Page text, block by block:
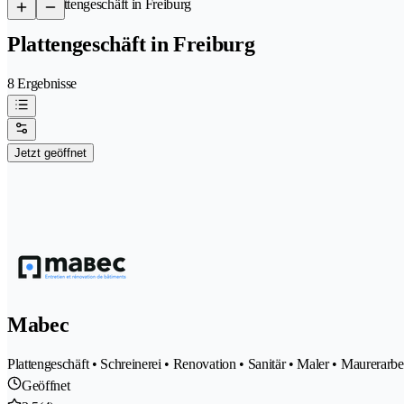
/Plattengeschäft in Freiburg
Plattengeschäft in Freiburg
8 Ergebnisse
Jetzt geöffnet
Mabec
Plattengeschäft • Schreinerei • Renovation • Sanitär • Maler •
Geöffnet